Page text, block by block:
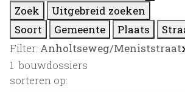
Zoek
Uitgebreid zoeken
Soort
Gemeente Plaats
Filter: Anholtseweg/Meniststraat
1 bouwdossiers
sorteren op: